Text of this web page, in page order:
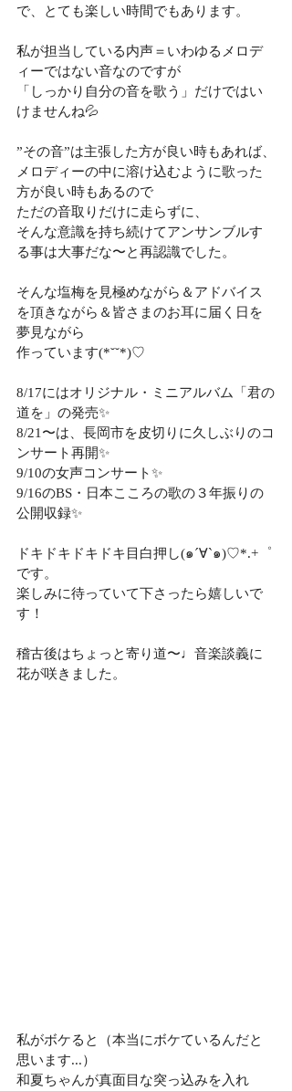
で、とても楽しい時間でもあります。
私が担当している内声＝いわゆるメロデ
ィーではない音なのですが
「しっかり自分の音を歌う」だけではい
けませんね💦
”その音”は主張した方が良い時もあれば、
メロディーの中に溶け込むように歌った
方が良い時もあるので
ただの音取りだけに走らずに、
そんな意識を持ち続けてアンサンブルす
る事は大事だな〜と再認識でした。
そんな塩梅を見極めながら＆アドバイス
を頂きながら＆皆さまのお耳に届く日を
夢見ながら
作っています(*˘˘*)♡
8/17にはオリジナル・ミニアルバム「君の
道を」の発売✨
8/21〜は、長岡市を皮切りに久しぶりのコ
ンサート再開✨
9/10の女声コンサート✨
9/16のBS・日本こころの歌の３年振りの
公開収録✨
ドキドキドキドキ目白押し(๑´∀`๑)♡*.+゜
です。
楽しみに待っていて下さったら嬉しいで
す！
稽古後はちょっと寄り道〜♩音楽談義に
花が咲きました。
私がボケると（本当にボケているんだと
思います...）
和夏ちゃんが真面目な突っ込みを入れ